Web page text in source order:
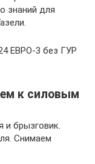
знаний для
ЕВРО-3 без ГУР
к силовым
и брызговик.
Снимаем